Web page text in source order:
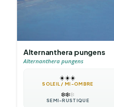
Alternanthera pungens
Alternanthera pungens
☀️☀️☀️
SOLEIL / MI-OMBRE
❄️❄️❄️
SEMI-RUSTIQUE